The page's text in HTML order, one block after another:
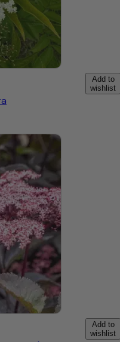
Add to
wishlist
Add to
wishlist